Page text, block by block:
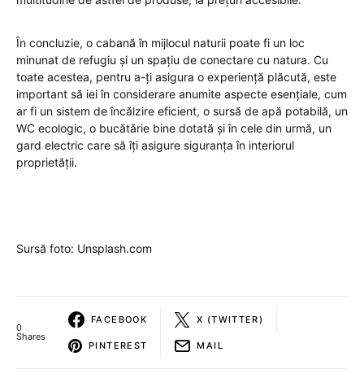
În concluzie, o cabană în mijlocul naturii poate fi un loc
minunat de refugiu și un spațiu de conectare cu natura. Cu
toate acestea, pentru a-ți asigura o experiență plăcută, este
important să iei în considerare anumite aspecte esențiale, cum
ar fi un sistem de încălzire eficient, o sursă de apă potabilă, un
WC ecologic, o bucătărie bine dotată și în cele din urmă, un
gard electric care să îți asigure siguranța în interiorul
proprietății.
Sursă foto: Unsplash.com
0
Shares
FACEBOOK X (TWITTER)
PINTEREST MAIL